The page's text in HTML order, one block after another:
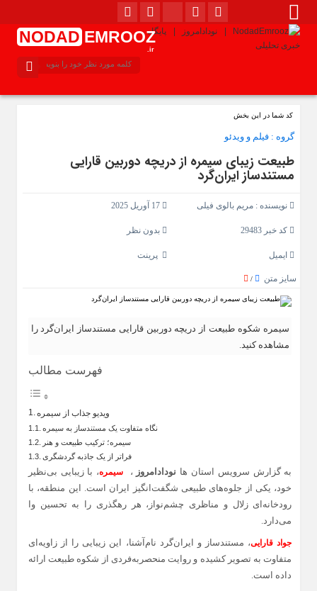
NODAD EMROOZ
.ir
کد شما در این بخش
گروه : فیلم و ویدئو
طبیعت زیبای سیمره از دریچه دوربین قارایی
مستندساز ایران‌گرد
نویسنده : مریم بالوی فیلی 17 آوریل 2025
کد خبر 29483 بدون نظر
ایمیل پرینت
سایز متن /
سیمره شکوه طبیعت از دریچه دوربین قارایی مستندساز ایران‌گرد را
مشاهده کنید.
فهرست مطالب
ویدیو جذاب از سیمره
نگاه متفاوت یک مستندساز به سیمره
سیمره؛ ترکیب طبیعت و هنر
فراتر از یک جاذبه گردشگری
به گزارش سرویس استان ها نودادامروز ، سیمره، با زیبایی بی‌نظیر
خود، یکی از جلوه‌های طبیعی شگفت‌انگیز ایران است. این منطقه، با
رودخانه‌ای زلال و مناظری چشم‌نواز، هر رهگذری را به تحسین وا
می‌دارد.
جواد قارایی، مستندساز و ایران‌گرد نام‌آشنا، این زیبایی را از زاویه‌ای
متفاوت به تصویر کشیده و روایت منحصر‌به‌فردی از شکوه طبیعت ارائه
داده است.